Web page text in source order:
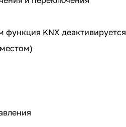
функция KNX деактивируется